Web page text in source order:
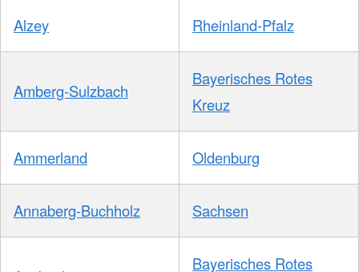
Alzey Rheinland-Pfalz
Amberg-Sulzbach
Bayerisches Rotes
Kreuz
Ammerland Oldenburg
Annaberg-Buchholz Sachsen
Bayerisches Rotes